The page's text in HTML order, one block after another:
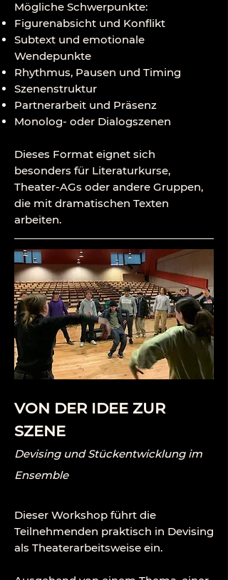
Mögliche Schwerpunkte:
Figurenabsicht und Konflikt
Subtext und emotionale
Wendepunkte
Rhythmus, Pausen und Timing
Szenenstruktur
Partnerarbeit und Präsenz
Monolog- oder Dialogszenen
Dieses Format eignet sich
besonders für Literaturkurse,
Theater-AGs oder andere Gruppen,
die mit dramatischen Texten
arbeiten.
VON DER IDEE ZUR
SZENE
Devising und Stückentwicklung im
Ensemble
Dieser Workshop führt die
Teilnehmenden praktisch in Devising
als Theaterarbeitsweise ein.